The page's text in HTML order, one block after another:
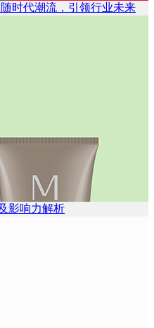
时代潮流，引领行业未来
影响力解析